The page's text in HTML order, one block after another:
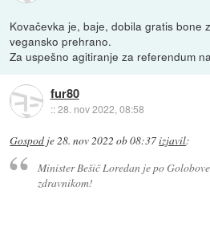
Kovačevka je, baje, dobila gratis bone
vegansko prehrano.
Za uspešno agitiranje za referendum
fur80
::28. nov 2022, 08:58
Gospod je28. nov 2022 ob 08:37izjavil:
Minister Bešič Loredan je po
zdravnikom!